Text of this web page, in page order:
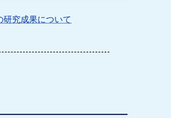
研究成果について